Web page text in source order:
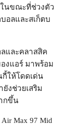
นขณะที่ช่วงตัว
อลและสเก็ตบ
และคลาสสิค
งแอร์ มาพร้อม
กี้ให้โดดเด่น
งช่วยเสริม
กขึ้น
Max 97 Mid